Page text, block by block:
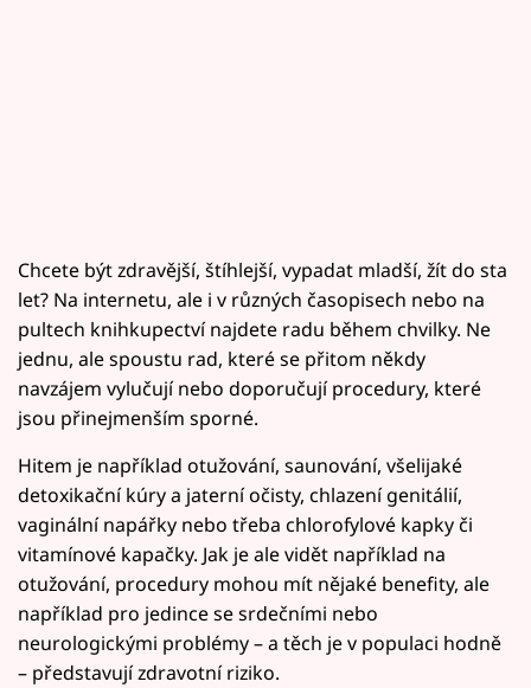
Chcete být zdravější, štíhlejší, vypadat mladší, žít do sta
let? Na internetu, ale i v různých časopisech nebo na
pultech knihkupectví najdete radu během chvilky. Ne
jednu, ale spoustu rad, které se přitom někdy
navzájem vylučují nebo doporučují procedury, které
jsou přinejmenším sporné.
Hitem je například otužování, saunování, všelijaké
detoxikační kúry a jaterní očisty, chlazení genitálií,
vaginální napářky nebo třeba chlorofylové kapky či
vitamínové kapačky. Jak je ale vidět například na
otužování, procedury mohou mít nějaké benefity, ale
například pro jedince se srdečními nebo
neurologickými problémy – a těch je v populaci hodně
– představují zdravotní riziko.